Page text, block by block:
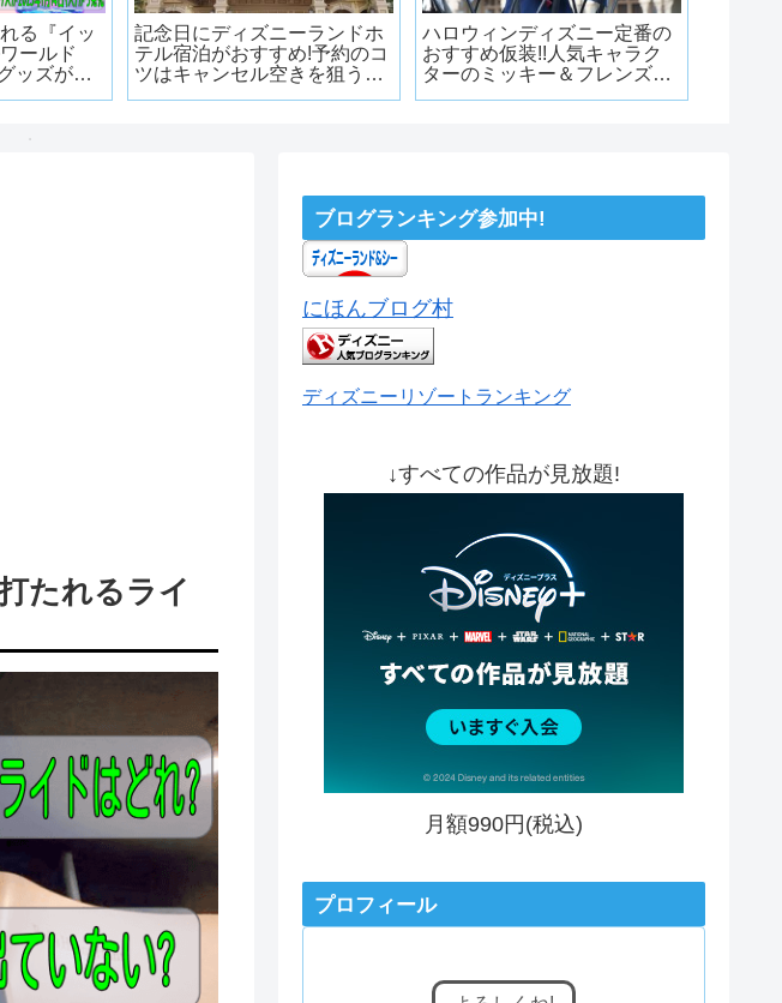
る『イッ
ールド
ッズが
記念日にディズニーランドホ
テル宿泊がおすすめ!予約のコ
ツはキャンセル空きを狙う?
ハロウィンディズニー定番の
おすすめ仮装!!人気キャラク
ターのミッキー＆フレンズの
たれるライ
ブログランキング参加中!
にほんブログ村
ディズニーリゾートランキング
↓すべての作品が見放題!
月額990円(税込)
プロフィール